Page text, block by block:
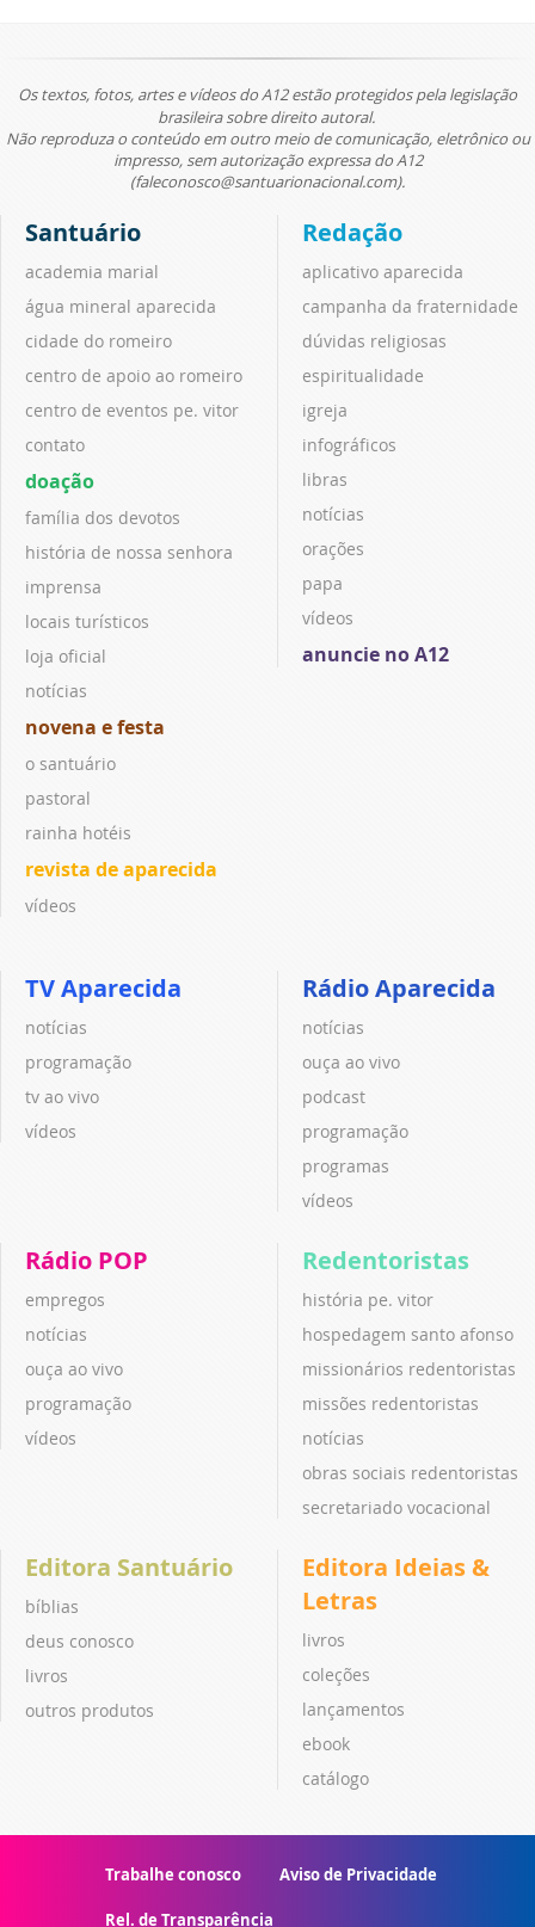
Os textos, fotos, artes e vídeos do A12 estão protegidos pela legislação
brasileira sobre direito autoral.
Não reproduza o conteúdo em outro meio de comunicação, eletrônico ou
impresso, sem autorização expressa do A12
(faleconosco@santuarionacional.com).
Santuário
academia marial
água mineral aparecida
cidade do romeiro
centro de apoio ao romeiro
centro de eventos pe. vitor
contato
doação
família dos devotos
história de nossa senhora
imprensa
locais turísticos
loja oficial
notícias
novena e festa
o santuário
pastoral
rainha hotéis
revista de aparecida
vídeos
Redação
aplicativo aparecida
campanha da fraternidade
dúvidas religiosas
espiritualidade
igreja
infográficos
libras
notícias
orações
papa
vídeos
anuncie no A12
TV Aparecida
notícias
programação
tv ao vivo
vídeos
Rádio Aparecida
notícias
ouça ao vivo
podcast
programação
programas
vídeos
Rádio POP
empregos
notícias
ouça ao vivo
programação
vídeos
Redentoristas
história pe. vitor
hospedagem santo afonso
missionários redentoristas
missões redentoristas
notícias
obras sociais redentoristas
secretariado vocacional
Editora Santuário
bíblias
deus conosco
livros
outros produtos
Editora Ideias &
Letras
livros
coleções
lançamentos
ebook
catálogo
Trabalhe conosco Aviso de Privacidade
Rel. de Transparência